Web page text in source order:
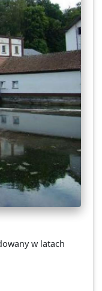
w latach